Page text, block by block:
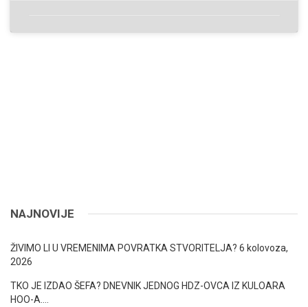
NAJNOVIJE
ŽIVIMO LI U VREMENIMA POVRATKA STVORITELJA? 6 kolovoza,
2026
TKO JE IZDAO ŠEFA? DNEVNIK JEDNOG HDZ-OVCA IZ KULOARA
HOO-A….